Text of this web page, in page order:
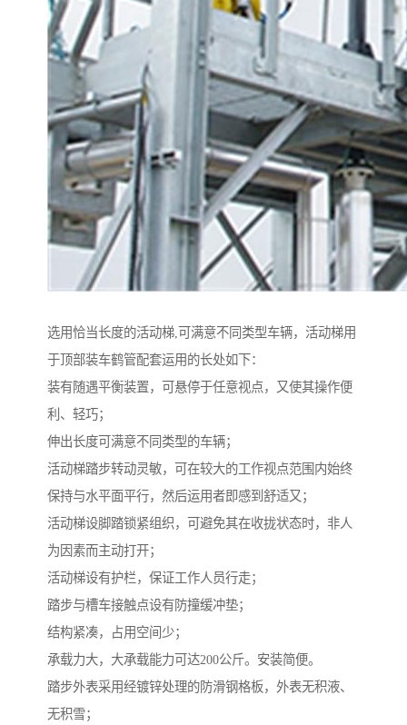
选用恰当长度的活动梯,可满意不同类型车辆，活动梯用
于顶部装车鹤管配套运用的长处如下：
装有随遇平衡装置，可悬停于任意视点，又使其操作便
利、轻巧；
伸出长度可满意不同类型的车辆；
活动梯踏步转动灵敏，可在较大的工作视点范围内始终
保持与水平面平行，然后运用者即感到舒适又；
活动梯设脚踏锁紧组织，可避免其在收拢状态时，非人
为因素而主动打开；
活动梯设有护栏，保证工作人员行走；
踏步与槽车接触点设有防撞缓冲垫；
结构紧凑，占用空间少；
承载力大，大承载能力可达200公斤。安装简便。
踏步外表采用经镀锌处理的防滑钢格板，外表无积液、
无积雪；